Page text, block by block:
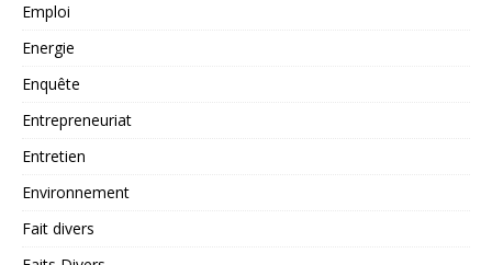
Emploi
Energie
Enquête
Entrepreneuriat
Entretien
Environnement
Fait divers